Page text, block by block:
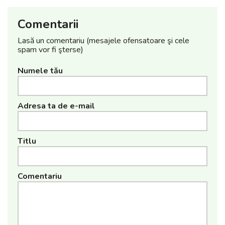
Comentarii
Lasă un comentariu (mesajele ofensatoare şi cele
spam vor fi şterse)
Numele tău
Adresa ta de e-mail
Titlu
Comentariu